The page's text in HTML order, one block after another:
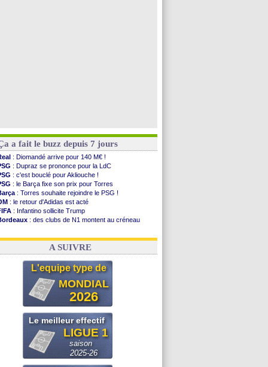
a fait le buzz depuis 7 jours
: Diomandé arrive pour 140 M€ !
: Dupraz se prononce pour la LdC
: c'est bouclé pour Akliouche !
: le Barça fixe son prix pour Torres
: Torres souhaite rejoindre le PSG !
: le retour d'Adidas est acté
: Infantino sollicite Trump
: des clubs de N1 montent au créneau
: le démenti de Leipzig pour Diomandé
A SUIVRE
L'equipe type de
MONDIAL
2026
Le meilleur effectif
LIGUE 1
saison
2025-26